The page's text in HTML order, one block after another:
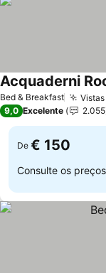
Bed & Breakfast
Acquaderni
9,0 Excelente 2.055
De € 150
Consulte os